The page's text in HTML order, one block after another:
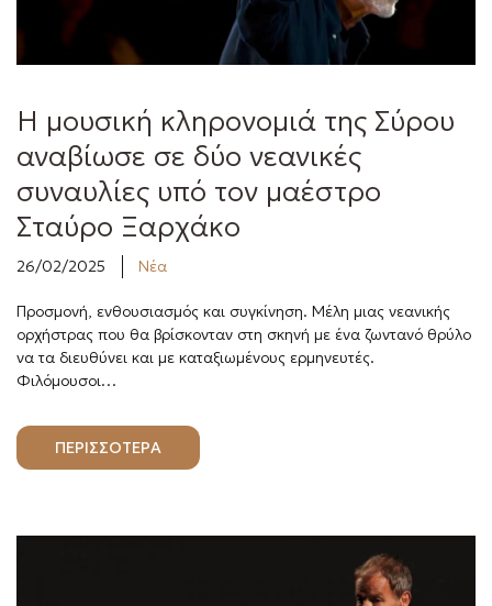
Η μουσική κληρονομιά της Σύρου
αναβίωσε σε δύο νεανικές
συναυλίες υπό τον μαέστρο
Σταύρο Ξαρχάκο
26/02/2025 Νέα
Προσμονή, ενθουσιασμός και συγκίνηση. Μέλη μιας νεανικής
ορχήστρας που θα βρίσκονταν στη σκηνή με ένα ζωντανό θρύλο
να τα διευθύνει και με καταξιωμένους ερμηνευτές.
Φιλόμουσοι…
ΠΕΡΙΣΣΟΤΕΡΑ